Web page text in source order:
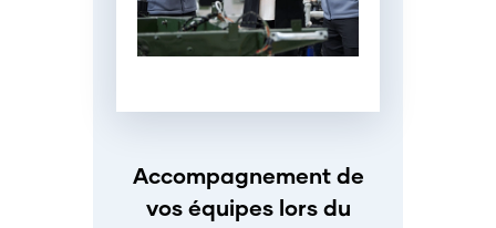
Accompagnement de
vos équipes lors du